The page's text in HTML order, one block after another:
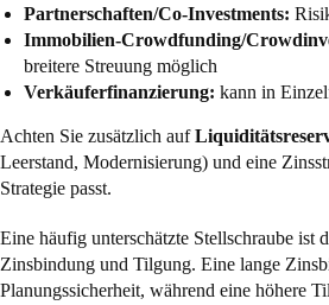
Partnerschaften/Co-Investments:
Immobilien-Crowdfunding/
breitere Streuung möglich
Verkäuferfinanzierung: kann in
Achten Sie zusätzlich auf
Leerstand, Modernisierung) und eine
Strategie passt.
Eine häufig unterschätzte Stellschraube ist
Zinsbindung und Tilgung. Eine lange
Planungssicherheit, während eine höhere